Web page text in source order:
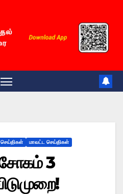
செய்திகள் மாவட்ட செய்திகள்
சோகம் 3